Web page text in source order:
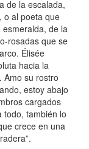
de la escalada,
o al poeta que
de la
rosadas que se
Élisée
hacia la
Amo su rostro
estoy abajo
cargados
todo, también lo
crece en una